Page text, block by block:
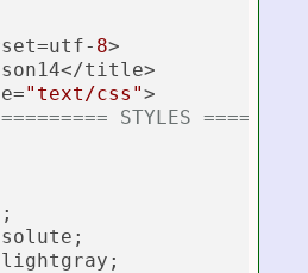
8>
title>
"text/css"
STYLES